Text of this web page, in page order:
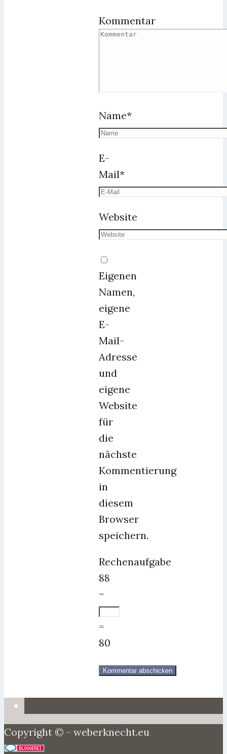
Kommentar
Name*
E-
Mail*
Website
Eigenen
Namen,
eigene
E-
Mail-
Adresse
und
eigene
Website
für
die
nächste
Kommentierung
in
diesem
Browser
speichern.
Rechenaufgabe
88
−
=
80
Copyright © - weberknecht.eu